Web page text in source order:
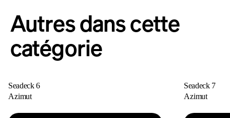
Autres dans cette
catégorie
Seadeck 6
Azimut
Seadeck 7
Azimut